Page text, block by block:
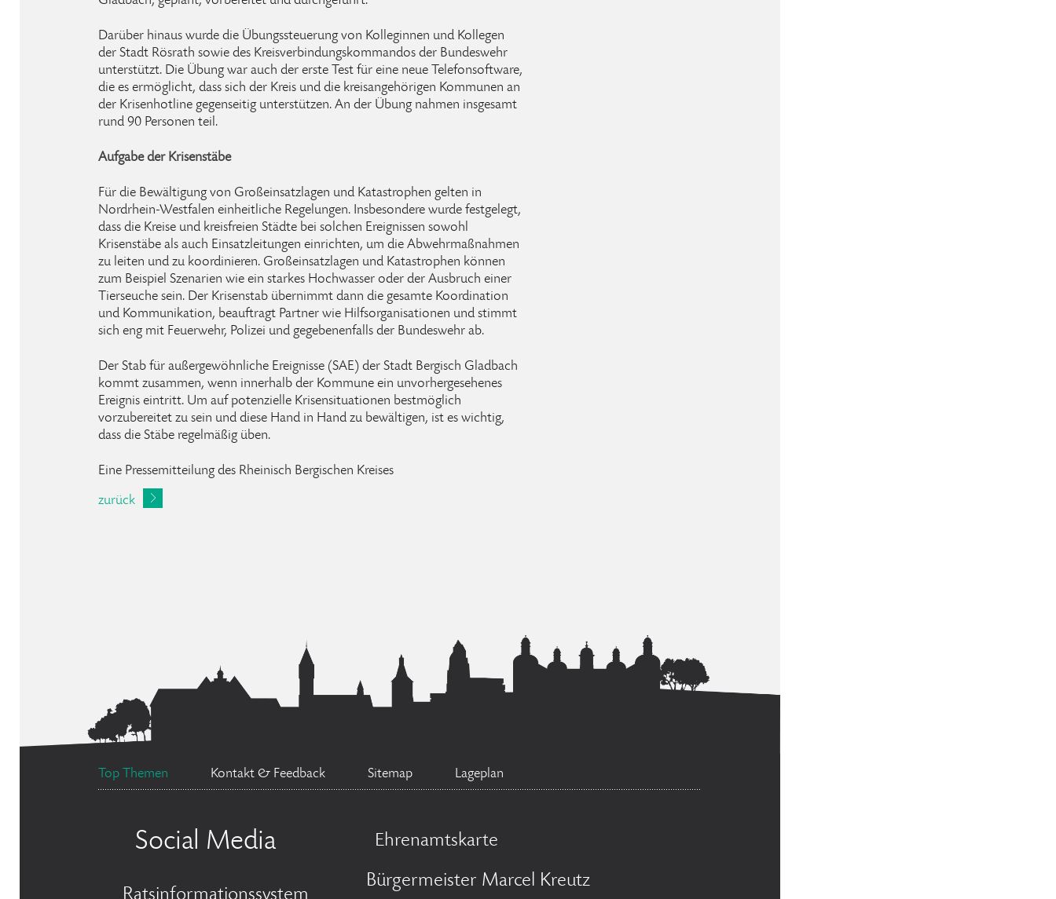
Darüber hinaus wurde die Übungssteuerung von Kolleginnen und Kollegen
der Stadt Rösrath sowie des Kreisverbindungskommandos der Bundeswehr
unterstützt. Die Übung war auch der erste Test für eine neue Telefonsoftware,
die es ermöglicht, dass sich der Kreis und die kreisangehörigen Kommunen an
der Krisenhotline gegenseitig unterstützen. An der Übung nahmen insgesamt
rund 90 Personen teil.
Aufgabe der Krisenstäbe
Für die Bewältigung von Großeinsatzlagen und Katastrophen gelten in
Nordrhein-Westfalen einheitliche Regelungen. Insbesondere wurde festgelegt,
dass die Kreise und kreisfreien Städte bei solchen Ereignissen sowohl
Krisenstäbe als auch Einsatzleitungen einrichten, um die Abwehrmaßnahmen
zu leiten und zu koordinieren. Großeinsatzlagen und Katastrophen können
zum Beispiel Szenarien wie ein starkes Hochwasser oder der Ausbruch einer
Tierseuche sein. Der Krisenstab übernimmt dann die gesamte Koordination
und Kommunikation, beauftragt Partner wie Hilfsorganisationen und stimmt
sich eng mit Feuerwehr, Polizei und gegebenenfalls der Bundeswehr ab.
Der Stab für außergewöhnliche Ereignisse (SAE) der Stadt Bergisch Gladbach
kommt zusammen, wenn innerhalb der Kommune ein unvorhergesehenes
Ereignis eintritt. Um auf potenzielle Krisensituationen bestmöglich
vorzubereitet zu sein und diese Hand in Hand zu bewältigen, ist es wichtig,
dass die Stäbe regelmäßig üben.
Eine Pressemitteilung des Rheinisch Bergischen Kreises
zurück
Top Themen Kontakt & Feedback Sitemap Lageplan
Social Media Ehrenamtskarte
Bürgermeister Marcel Kreutz